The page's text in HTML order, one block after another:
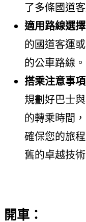
了多條國道
適用路線選擇
的國道客運
的公車路線。
搭乘注意事項
規劃好巴士
的轉乘時間
確保您的旅
舊的卓越技術
開車：